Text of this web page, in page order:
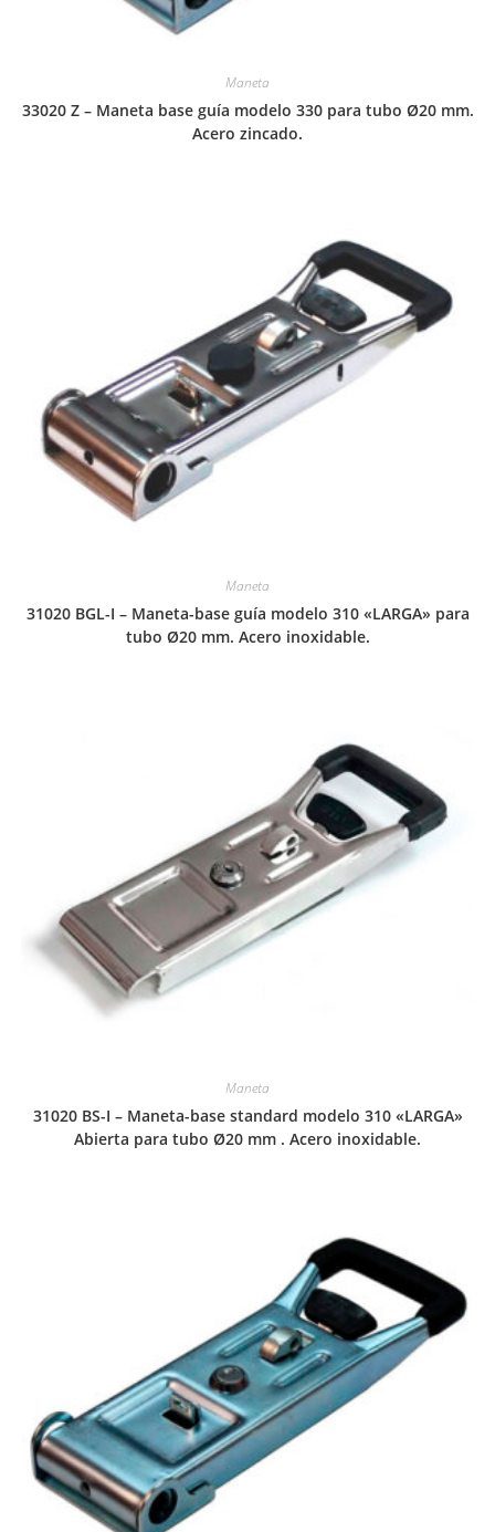
Maneta
33020 Z – Maneta base guía modelo 330 para tubo Ø20 mm.
Acero zincado.
Maneta
31020 BGL-I – Maneta-base guía modelo 310 «LARGA» para
tubo Ø20 mm. Acero inoxidable.
Maneta
31020 BS-I – Maneta-base standard modelo 310 «LARGA»
Abierta para tubo Ø20 mm . Acero inoxidable.